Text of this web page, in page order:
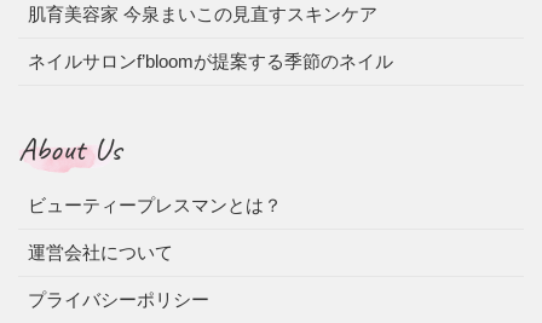
肌育美容家 今泉まいこの見直すスキンケア
ネイルサロンf’bloomが提案する季節のネイル
About Us
ビューティープレスマンとは？
運営会社について
プライバシーポリシー